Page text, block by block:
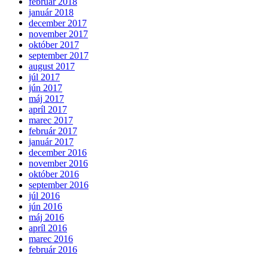
január 2018
december 2017
november 2017
október 2017
september 2017
august 2017
júl 2017
jún 2017
máj 2017
apríl 2017
marec 2017
február 2017
január 2017
december 2016
november 2016
október 2016
september 2016
júl 2016
jún 2016
máj 2016
apríl 2016
marec 2016
február 2016